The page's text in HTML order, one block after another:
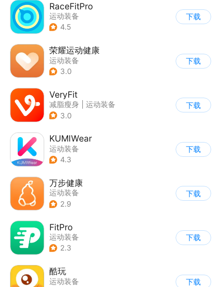
RaceFitPro
运动装备
4.5
下载
荣耀运动健康
运动装备
3.0
下载
VeryFit
减脂瘦身
运动装备
3.0
下载
KUMIWear
运动装备
4.3
下载
万步健康
运动装备
2.9
下载
FitPro
运动装备
2.3
下载
酷玩
运动装备
下载